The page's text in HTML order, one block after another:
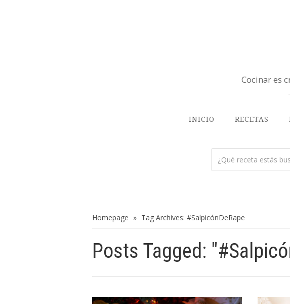
Cocinar es
INICIO RECETAS
Homepage » Tag Archives: #SalpicónDeRape
Posts Tagged: